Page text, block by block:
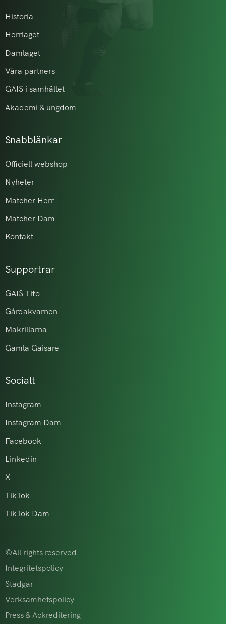
Historia
Herrlaget
Damlaget
Våra partners
GAIS i samhället
Akademi & ungdom
Snabblänkar
Officiell webshop
Nyheter
Matcher Herr
Matcher Dam
Kontakt
Supportrar
GAIS Tifo
Gårdakvarnen
Makrillarna
Gamla Gaisare
Socialt
Instagram
Instagram Dam
Facebook
Linkedin
X
TikTok
TikTok Dam
©All rights reserved
Integritetspolicy
Stadgar
Verksamhetspolicy
Press & Ackreditering